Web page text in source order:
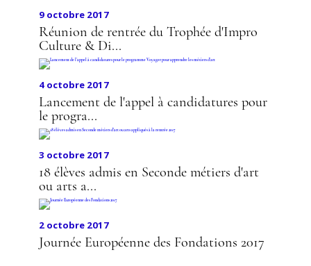
9 octobre 2017
Réunion de rentrée du Trophée d'Impro
Culture & Di...
4 octobre 2017
Lancement de l'appel à candidatures pour
le progra...
3 octobre 2017
18 élèves admis en Seconde métiers d'art
ou arts a...
2 octobre 2017
Journée Européenne des Fondations 2017